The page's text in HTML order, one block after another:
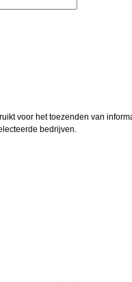
voor het toezenden van
bedrijven.